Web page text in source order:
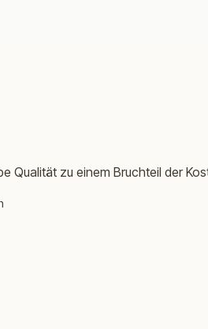
Qualität zu einem Bruchteil der